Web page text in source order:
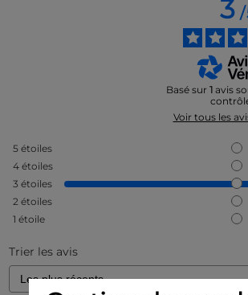
3/
Basé sur 1 avis
Voir tous les
5 étoiles
4 étoiles
3 étoiles
2 étoiles
1 étoile
Trier les avis